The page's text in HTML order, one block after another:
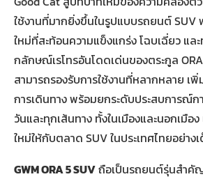
ใช้งานที่มากยิ่งขึ้นในรูปแบบรถยนต์
ใหม่ที่สะท้อนความแข็งแกร่ง โฉบเฉี่ยว แ
กลักษณ์เรโทรอันโดดเด่นของตระกูล
สามารถรองรับการใช้งานที่หลากหลาย เ
การเดินทาง พร้อมยกระดับประสบการณ์
วันและทุกเส้นทาง ทั้งในเมืองและนอกเมือ
ใหม่ให้กับตลาด SUV ในประเทศไทยอย่าง
GWM ORA 5 SUVถือเป็นรถยนต์รุ่นสำคั